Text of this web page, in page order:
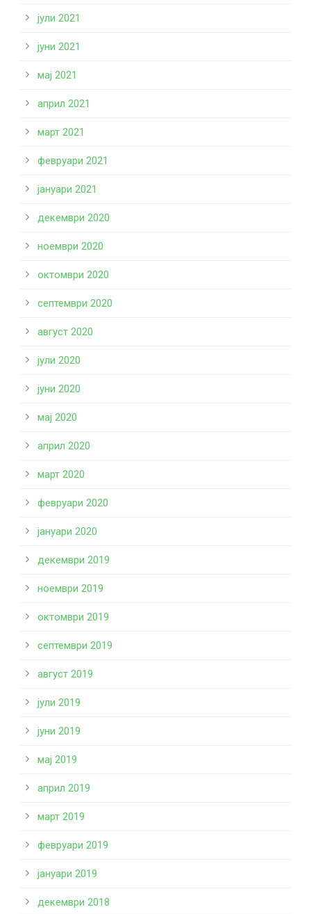
јули 2021
јуни 2021
мај 2021
април 2021
март 2021
февруари 2021
јануари 2021
декември 2020
ноември 2020
октомври 2020
септември 2020
август 2020
јули 2020
јуни 2020
мај 2020
април 2020
март 2020
февруари 2020
јануари 2020
декември 2019
ноември 2019
октомври 2019
септември 2019
август 2019
јули 2019
јуни 2019
мај 2019
април 2019
март 2019
февруари 2019
јануари 2019
декември 2018